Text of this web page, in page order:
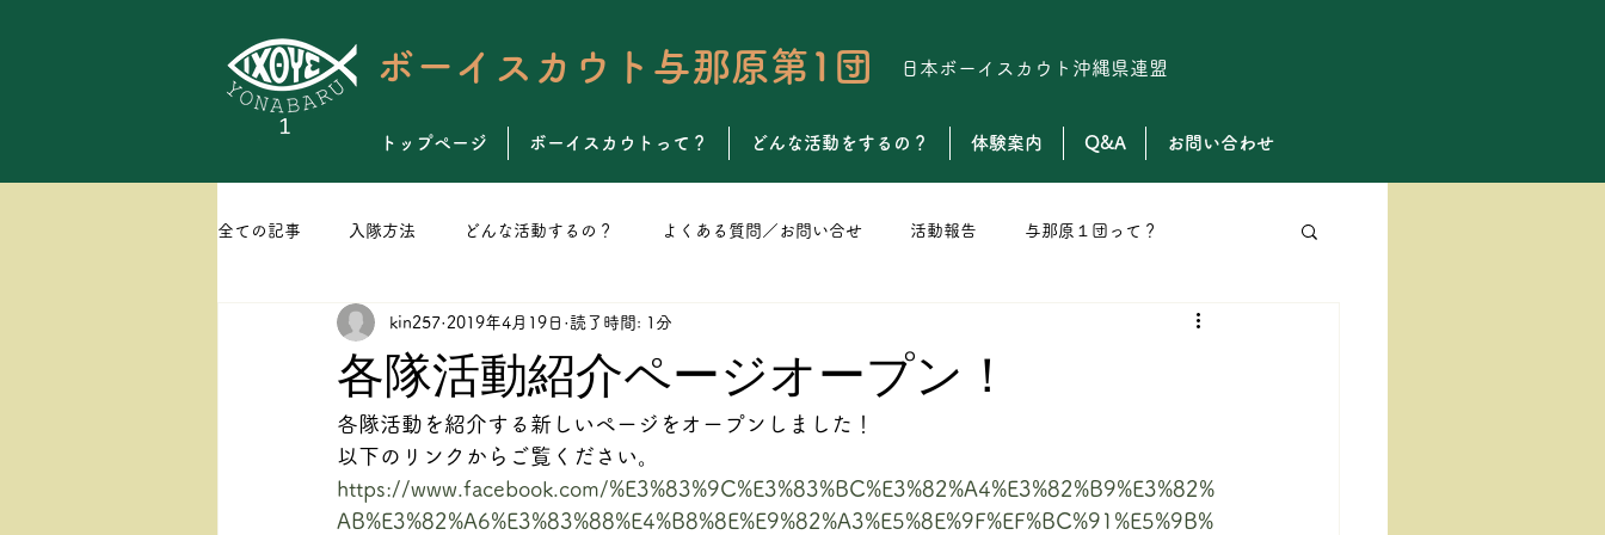
ボーイスカウト与那原第1団 日本ボーイスカウト沖縄県連盟
トップページ ボーイスカウトって？ どんな活動をするの？ 体験案内 Q&A お問い合わせ
全ての記事 入隊方法 どんな活動するの？ よくある質問／お問い合せ 活動報告 与那原１団って？
スケジュール ビーバースカウト カブスカウト ローバースカウト
各隊活動紹介ページオープン！
kin257 2019年4月19日 読了時間: 1分
各隊活動を紹介する新しいページをオープンしました！
以下のリンクからご覧ください。
https://www.facebook.com/%E3%83%9C%E3%83%BC%E3%82%A4%E3%82%B9%E3%82%
AB%E3%82%A6%E3%83%88%E4%B8%8E%E9%82%A3%E5%8E%9F%EF%BC%91%E5%9B%